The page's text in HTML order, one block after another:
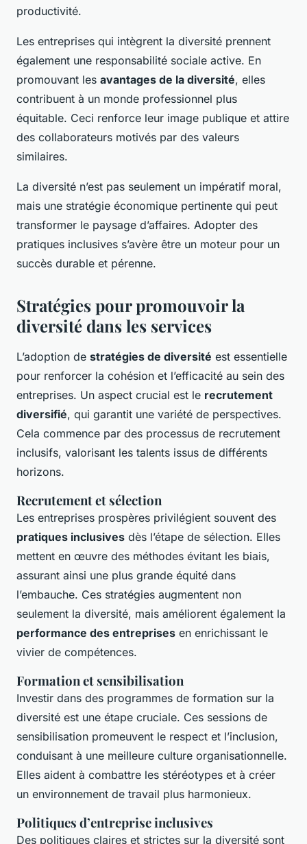
productivité.
Les entreprises qui intègrent la diversité prennent
également une responsabilité sociale active. En
promouvant les avantages de la diversité, elles
contribuent à un monde professionnel plus
équitable. Ceci renforce leur image publique et attire
des collaborateurs motivés par des valeurs
similaires.
La diversité n’est pas seulement un impératif moral,
mais une stratégie économique pertinente qui peut
transformer le paysage d’affaires. Adopter des
pratiques inclusives s’avère être un moteur pour un
succès durable et pérenne.
Stratégies pour promouvoir la
diversité dans les services
L’adoption de stratégies de diversité est essentielle
pour renforcer la cohésion et l’efficacité au sein des
entreprises. Un aspect crucial est le recrutement
diversifié, qui garantit une variété de perspectives.
Cela commence par des processus de recrutement
inclusifs, valorisant les talents issus de différents
horizons.
Recrutement et sélection
Les entreprises prospères privilégient souvent des
pratiques inclusives dès l’étape de sélection. Elles
mettent en œuvre des méthodes évitant les biais,
assurant ainsi une plus grande équité dans
l’embauche. Ces stratégies augmentent non
seulement la diversité, mais améliorent également la
performance des entreprises en enrichissant le
vivier de compétences.
Formation et sensibilisation
Investir dans des programmes de formation sur la
diversité est une étape cruciale. Ces sessions de
sensibilisation promeuvent le respect et l’inclusion,
conduisant à une meilleure culture organisationnelle.
Elles aident à combattre les stéréotypes et à créer
un environnement de travail plus harmonieux.
Politiques d’entreprise inclusives
Des politiques claires et strictes sur la diversité sont